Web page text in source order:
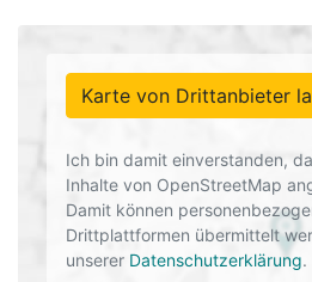
Karte von Drittanbieter
Ich bin damit einverstanden,
Inhalte von OpenStreetMap
Damit können
Drittplattformen übermittelt
unserer Datenschutzerklärung.